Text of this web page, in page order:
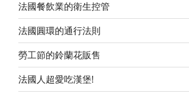
法國餐飲業的衛生控管
法國圓環的通行法則
勞工節的鈴蘭花販售
法國人超愛吃漢堡!